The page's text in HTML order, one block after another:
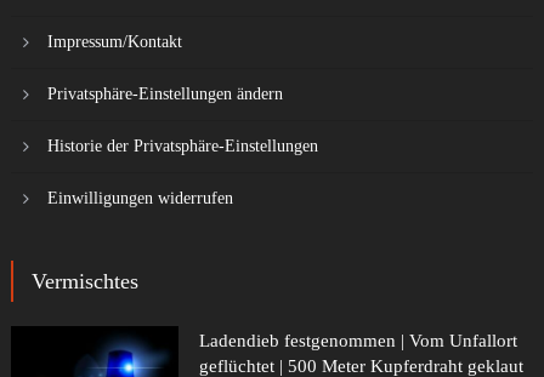
Impressum/Kontakt
Privatsphäre-Einstellungen ändern
Historie der Privatsphäre-Einstellungen
Einwilligungen widerrufen
Vermischtes
Ladendieb festgenommen | Vom Unfallort
geflüchtet | 500 Meter Kupferdraht geklaut